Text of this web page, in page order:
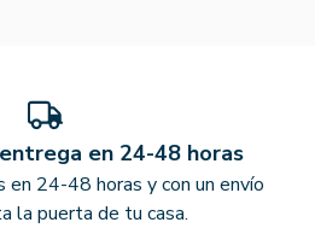
en 24-48 horas
en 24-48 horas y con un envío
la puerta de tu casa.